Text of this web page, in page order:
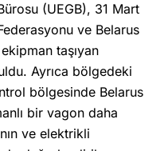
(UEGB), 31 Mart
ve Belarus
taşıyan
Ayrıca bölgedeki
bölgesinde Belarus
bir vagon daha
ve elektrikli